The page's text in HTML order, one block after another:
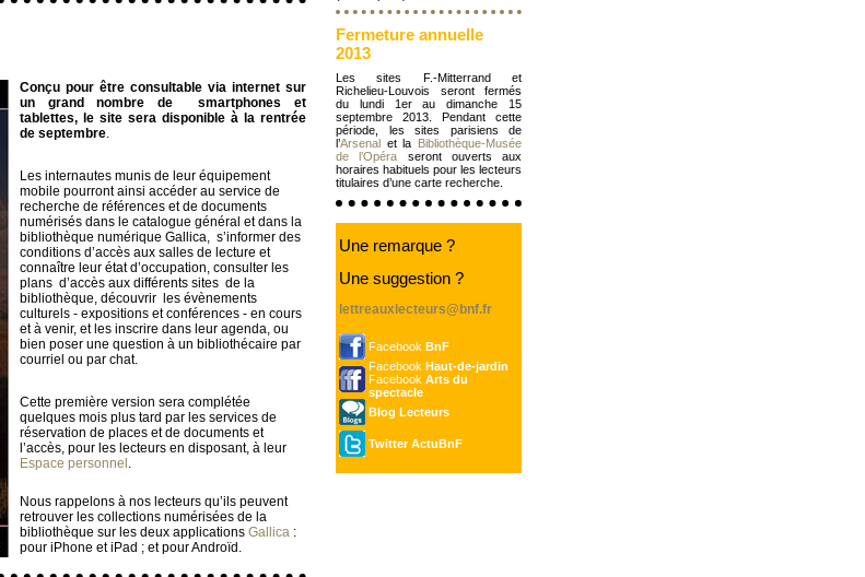
Conçu pour être consultable via internet sur
un grand nombre de smartphones et
tablettes, le site sera disponible à la rentrée
de septembre.
Les internautes munis de leur équipement
mobile pourront ainsi accéder au service de
recherche de références et de documents
numérisés dans le catalogue général et dans la
bibliothèque numérique Gallica, s’informer des
conditions d’accès aux salles de lecture et
connaître leur état d’occupation, consulter les
plans d’accès aux différents sites de la
bibliothèque, découvrir les évènements
culturels - expositions et conférences - en cours
et à venir, et les inscrire dans leur agenda, ou
bien poser une question à un bibliothécaire par
courriel ou par chat.
Cette première version sera complétée
quelques mois plus tard par les services de
réservation de places et de documents et
l’accès, pour les lecteurs en disposant, à leur
Espace personnel .
Nous rappelons à nos lecteurs qu’ils peuvent
retrouver les collections numérisées de la
bibliothèque sur les deux applications Gallica :
pour iPhone et iPad ; et pour Androïd.
Fermeture annuelle
2013
Les sites F.-Mitterrand et
Richelieu-Louvois seront fermés
du lundi 1er au dimanche 15
septembre 2013. Pendant cette
période, les sites parisiens de
l’Arsenal et la Bibliothèque-Musée
de l’Opéra seront ouverts aux
horaires habituels pour les lecteurs
titulaires d’une carte recherche.
Une remarque ?
Une suggestion ?
lettreauxlecteurs@bnf.fr
Facebook BnF
Facebook Haut-de-jardin
Facebook Arts du
spectacle
Blog Lecteurs
Twitter ActuBnF